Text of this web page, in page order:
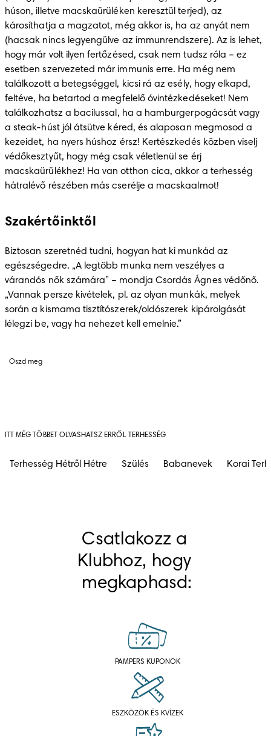
húson, illetve macskaürüléken keresztül terjed), az
károsíthatja a magzatot, még akkor is, ha az anyát nem
(hacsak nincs legyengülve az immunrendszere). Az is lehet,
hogy már volt ilyen fertőzésed, csak nem tudsz róla – ez
esetben szervezeted már immunis erre. Ha még nem
találkozott a betegséggel, kicsi rá az esély, hogy elkapd,
feltéve, ha betartod a megfelelő óvintézkedéseket! Nem
találkozhatsz a bacilussal, ha a hamburgerpogácsát vagy
a steak-húst jól átsütve kéred, és alaposan megmosod a
kezeidet, ha nyers húshoz érsz! Kertészkedés közben viselj
védőkesztyűt, hogy még csak véletlenül se érj
macskaürülékhez! Ha van otthon cica, akkor a terhesség
hátralévő részében más cserélje a macskaalmot!
Szakértőinktől
Biztosan szeretnéd tudni, hogyan hat ki munkád az
egészségedre. „A legtöbb munka nem veszélyes a
várandós nők számára” – mondja Csordás Ágnes védőnő.
„Vannak persze kivételek, pl. az olyan munkák, melyek
során a kismama tisztítószerek/oldószerek kipárolgását
lélegzi be, vagy ha nehezet kell emelnie.”
Oszd meg
ITT MÉG TÖBBET OLVASHATSZ ERRŐL TERHESSÉG
Terhesség Hétről Hétre Szülés Babanevek Korai
Csatlakozz a
Klubhoz, hogy
megkaphasd:
PAMPERS KUPONOK
ESZKÖZÖK ÉS KVÍZEK